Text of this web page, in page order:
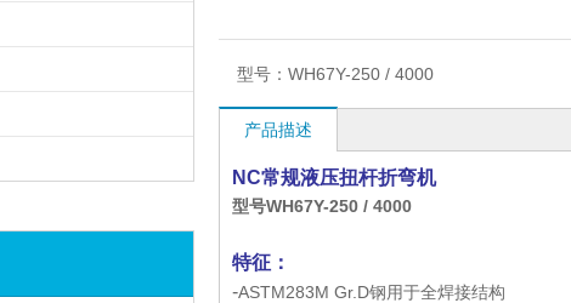
型号： WH67Y-250 / 4000
产品描述
NC常规液压扭杆折弯机
型号WH67Y-250 / 4000
特征：
-ASTM283M Gr.D钢用于全焊接结构